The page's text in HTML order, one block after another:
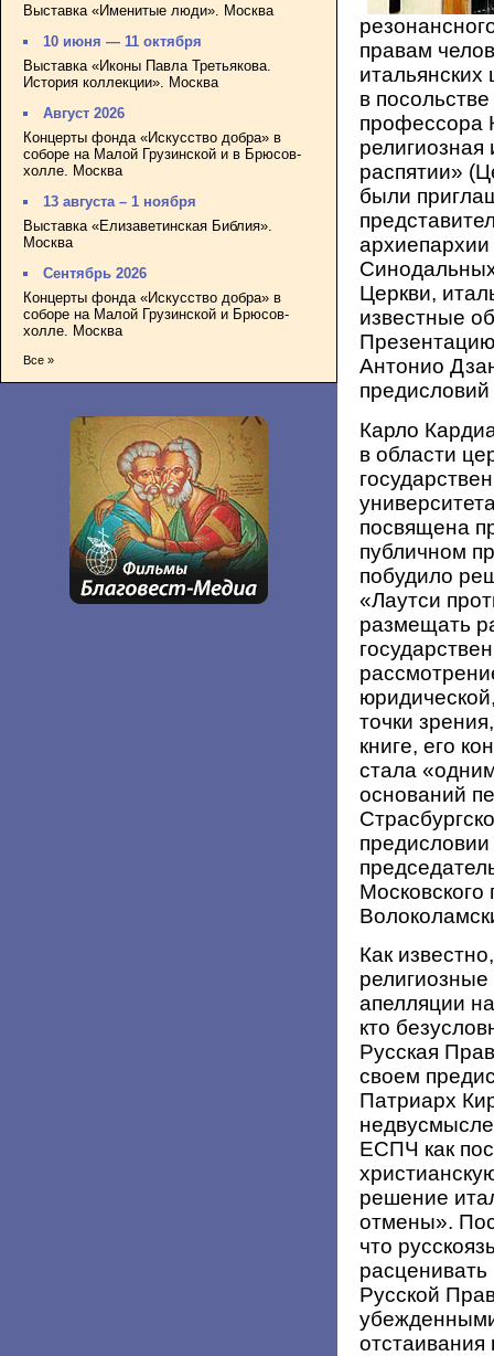
Выставка «Именитые люди». Москва
10 июня — 11 октября
Выставка «Иконы Павла Третьякова.
История коллекции». Москва
Август 2026
Концерты фонда «Искусство добра» в
соборе на Малой Грузинской и в Брюсов-
холле. Москва
13 августа – 1 ноября
Выставка «Елизаветинская Библия».
Москва
Сентябрь 2026
Концерты фонда «Искусство добра» в
соборе на Малой Грузинской и Брюсов-
холле. Москва
Все »
правам
в
профессора
религиозная
распятии»
были
Церкви,
известные
Антонио
предисловий
Карло
в области
посвящена
публичном
побудило
«Лаутси
размещать
точки
книге, его
стала
оснований
предисловии
Московского
Как
апелляции
кто
Русская
своем
Патриарх
ЕСПЧ как
решение
отмены».
что
расценивать
Русской